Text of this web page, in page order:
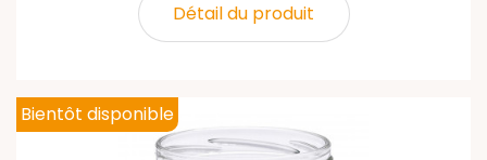
Détail du produit
Bientôt disponible